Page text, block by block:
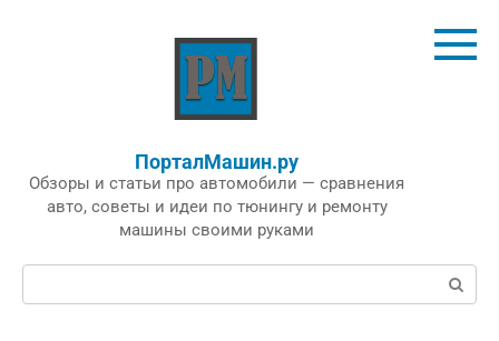
ПорталМашин.ру
Обзоры и статьи про автомобили — сравнения
авто, советы и идеи по тюнингу и ремонту
машины своими руками
Поиск: